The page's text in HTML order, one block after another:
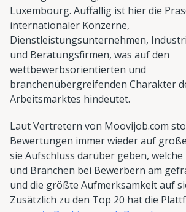
Luxembourg. Auffällig ist hier die
internationaler Konzerne,
Dienstleistungsunternehmen,
und Beratungsfirmen, was auf den
wettbewerbsorientierten und
branchenübergreifenden Charakter
Arbeitsmarktes hindeutet.
Laut Vertretern von Moovijob.com
Bewertungen immer wieder auf
sie Aufschluss darüber geben,
und Branchen bei Bewerbern am
und die größte Aufmerksamkeit auf
Zusätzlich zu den Top 20 hat die